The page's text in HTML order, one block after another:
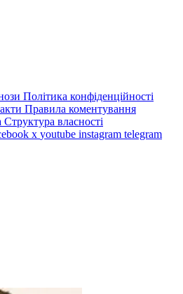
Політика конфіденційності
Правила коментування
Структура власності
x youtube instagram telegram